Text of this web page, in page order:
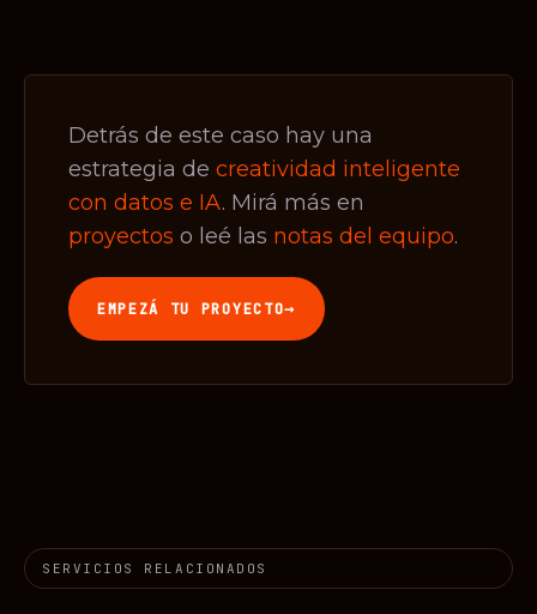
Detrás de este caso hay una
estrategia de creatividad inteligente
con datos e IA. Mirá más en
proyectos o leé las notas del equipo.
EMPEZÁ TU PROYECTO→
SERVICIOS RELACIONADOS